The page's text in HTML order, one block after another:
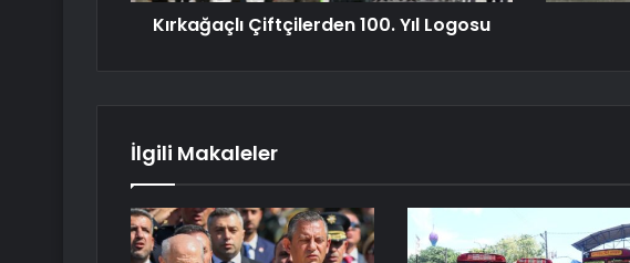
Kırkağaçlı Çiftçilerden 100. Yıl Logosu
İlgili Makaleler